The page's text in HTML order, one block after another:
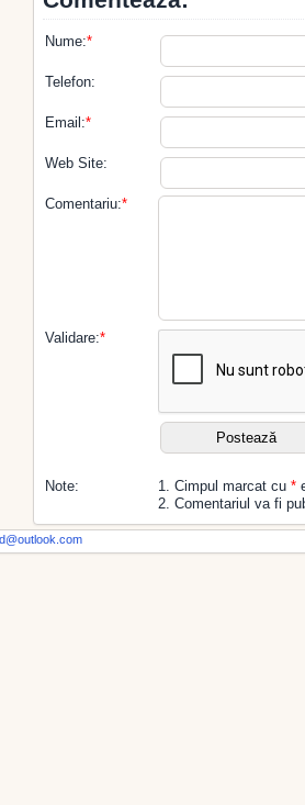
Nume:*
Telefon:
Email:*
Web Site:
Comentariu:*
Validare:*
Note: 1. Cimpul marcat cu *
2. Comentariul va fi